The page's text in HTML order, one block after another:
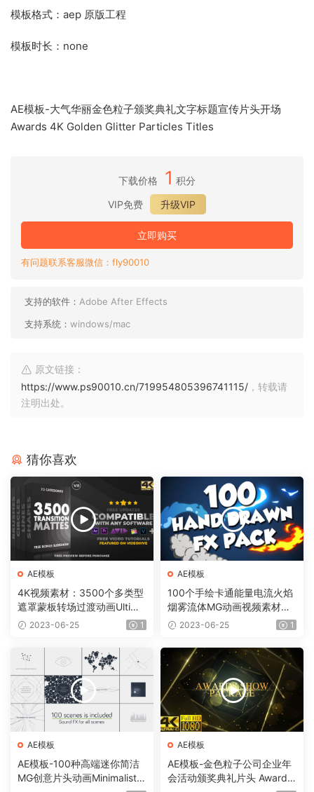
模板格式：aep 原版工程
模板时长：none
AE模板-大气华丽金色粒子颁奖典礼文字标题宣传片头开场
Awards 4K Golden Glitter Particles Titles
下载价格 1 积分
VIP免费
升级VIP
立即购买
有问题联系客服微信：fly90010
支持的软件： Adobe After Effects
支持系统： windows/mac
原文链接：
https://www.ps90010.cn/719954805396741115/ ，转载请
注明出处。
猜你喜欢
AE模板
4K视频素材：3500个多类型
遮罩蒙板转场过渡动画Ultima
te Transition Mattes Pack v
2023-06-25 1
AE模板
100个手绘卡通能量电流火焰
烟雾流体MG动画视频素材
（含AE模板工程）有透明通
2023-06-25 1
AE模板
AE模板-100种高端迷你简洁
MG创意片头动画Minimalistic
AE模板
AE模板-金色粒子公司企业年
会活动颁奖典礼片头 Awards